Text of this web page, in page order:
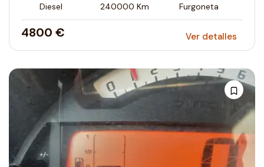
Diesel 240000 Km Furgoneta
4800 € Ver detalles